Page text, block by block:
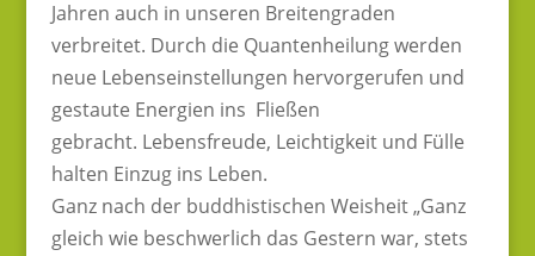
Jahren auch in unseren Breitengraden
verbreitet. Durch die Quantenheilung werden
neue Lebenseinstellungen hervorgerufen und
gestaute Energien ins Fließen
gebracht. Lebensfreude, Leichtigkeit und Fülle
halten Einzug ins Leben.
Ganz nach der buddhistischen Weisheit „Ganz
gleich wie beschwerlich das Gestern war, stets